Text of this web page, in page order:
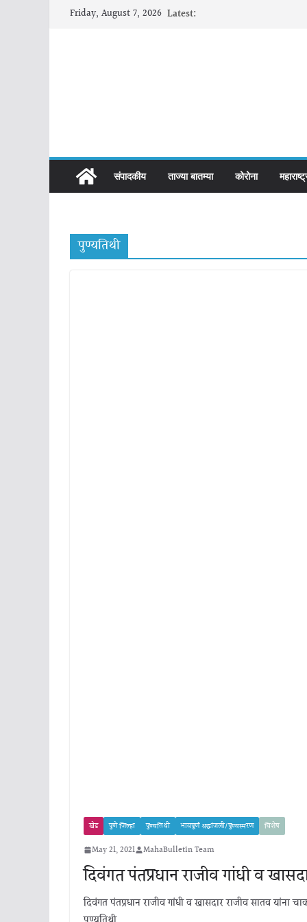
Friday, August 7, 2026 Latest:
संपादकीय ताज्या बातम्या कोरोना
पुण्यतिथी
खेड पुणे जिल्हा पुण्यतिथी भावपूर्ण श्रद्धांजली/पुण्यस्मरण विशेष
May 21, 2021 MahaBulletin Team
दिवंगत पंतप्रधान राजीव गांधी व
दिवंगत पंतप्रधान राजीव गांधी व खासदार राजीव सातव